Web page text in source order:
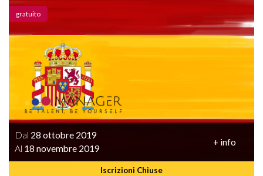
Iscrizioni Chiuse
Dal 28 ottobre 2019
Al 18 novembre 2019
+ info
gratuito